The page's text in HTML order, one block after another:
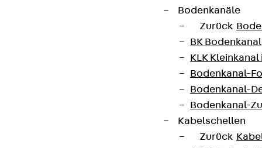
Bodenkanäle
Zurück
BK Bodenkanal
KLK
Bodenkanal-
Bodenkanal-
Bodenkanal-
Kabelschellen
Zurück